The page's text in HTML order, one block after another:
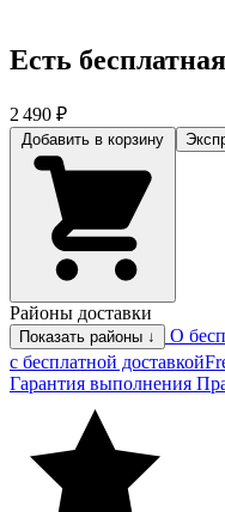
Есть
2 490 ₽
Районы доставки
Показать районы ↓ О
с бесплатной доставкой
Гарантия выполнения